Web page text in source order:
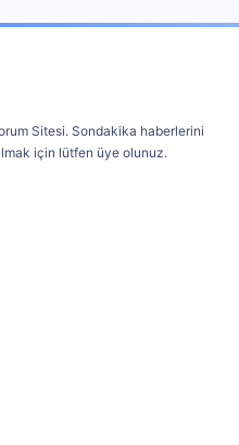
Sitesi. Sondakika haberlerini
için lütfen üye olunuz.